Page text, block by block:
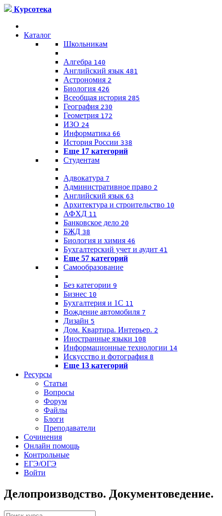
Курсотека
Каталог
Школьникам
Алгебра 140
Английский язык 481
Астрономия 2
Биология 426
Всеобщая история 285
География 230
Геометрия 172
ИЗО 24
Информатика 66
История России 338
Еще 17 категорий
Студентам
Адвокатура 7
Административное право 2
Английский язык 63
Архитектура и строительство 10
АФХД 11
Банковское дело 20
БЖД 38
Биология и химия 46
Бухгалтерский учет и аудит 41
Еще 57 категорий
Самообразование
Без категории 9
Бизнес 10
Бухгалтерия и 1C 11
Вождение автомобиля 7
Дизайн 5
Дом. Квартира. Интерьер. 2
Иностранные языки 108
Информационные технологии 14
Искусство и фотография 8
Еще 13 категорий
Ресурсы
Статьи
Вопросы
Форум
Файлы
Блоги
Преподаватели
Сочинения
Онлайн помощь
Контрольные
ЕГЭ/ОГЭ
Войти
Делопроизводство. Документоведение.